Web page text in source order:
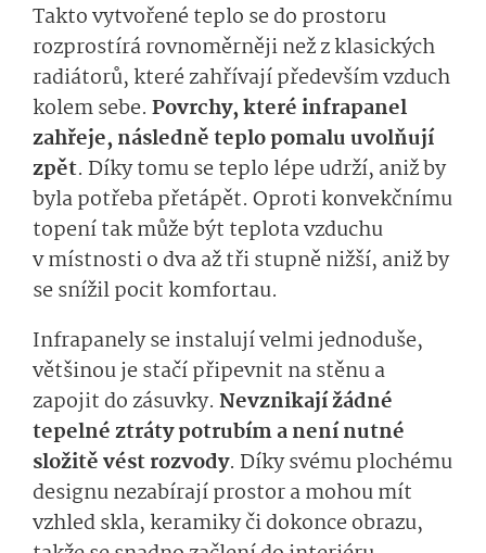
Takto vytvořené teplo se do prostoru
rozprostírá rovnoměrněji než z klasických
radiátorů, které zahřívají především vzduch
kolem sebe. Povrchy, které infrapanel
zahřeje, následně teplo pomalu uvolňují
zpět. Díky tomu se teplo lépe udrží, aniž by
byla potřeba přetápět. Oproti konvekčnímu
topení tak může být teplota vzduchu
v místnosti o dva až tři stupně nižší, aniž by
se snížil pocit komfortau.
Infrapanely se instalují velmi jednoduše,
většinou je stačí připevnit na stěnu a
zapojit do zásuvky. Nevznikají žádné
tepelné ztráty potrubím a není nutné
složitě vést rozvody. Díky svému plochému
designu nezabírají prostor a mohou mít
vzhled skla, keramiky či dokonce obrazu,